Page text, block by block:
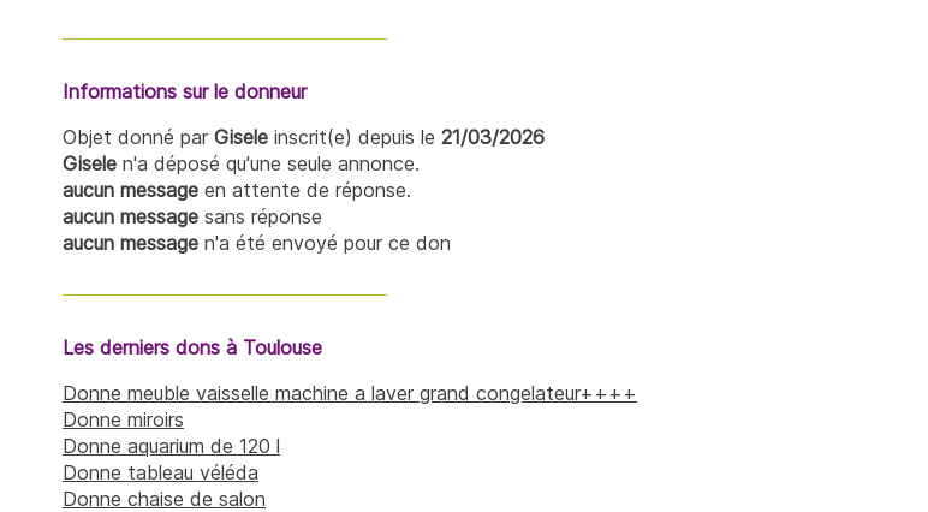
Informations sur le donneur
Objet donné par Gisele inscrit(e) depuis le 21/03/2026
Gisele n'a déposé qu'une seule annonce.
aucun message en attente de réponse.
aucun message sans réponse
aucun message n'a été envoyé pour ce don
Les derniers dons à Toulouse
Donne meuble vaisselle machine a laver grand congelateur++++
Donne miroirs
Donne aquarium de 120 l
Donne tableau véléda
Donne chaise de salon